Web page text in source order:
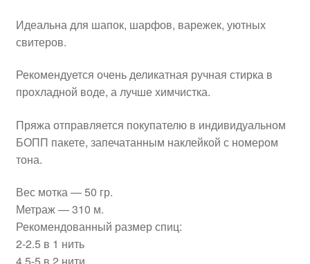
Идеальна для шапок, шарфов, варежек, уютных
свитеров.
Рекомендуется очень деликатная ручная стирка в
прохладной воде, а лучше химчистка.
Пряжа отправляется покупателю в индивидуальном
БОПП пакете, запечатанным наклейкой с номером
тона.
Вес мотка — 50 гр.
Метраж — 310 м.
Рекомендованный размер спиц:
2-2.5 в 1 нить